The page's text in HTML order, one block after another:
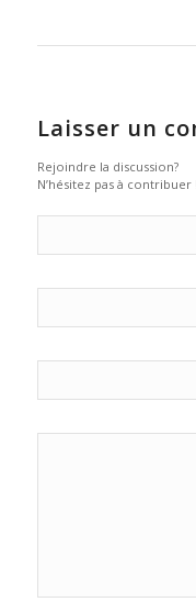
Laisser un
Rejoindre la discussion?
N’hésitez pas à contribuer !